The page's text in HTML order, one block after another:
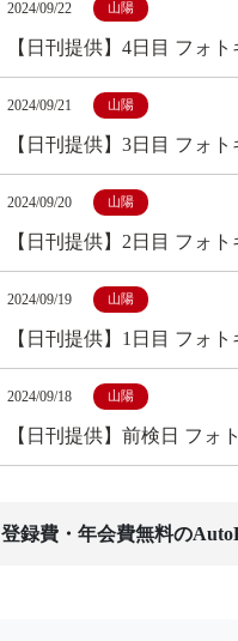
2024/09/22 山陽
【日刊提供】4日目 フォ
2024/09/21 山陽
【日刊提供】3日目 フォ
2024/09/20 山陽
【日刊提供】2日目 フォ
2024/09/19 山陽
【日刊提供】1日目 フォ
2024/09/18 山陽
【日刊提供】前検日 フォ
登録費・年会費無料の